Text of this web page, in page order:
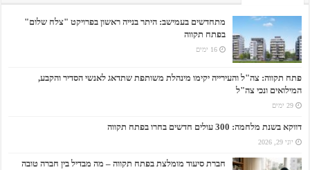
מתחדשים בעמישב: היתר בנייה ראשון בפרויקט "צלח שלום"
בפתח תקווה
16 ימים
פתח תקווה: צה"ל והעירייה יקימו מינהלת משותפת שתדאג לאנשי הסדיר והקבע,
המילואים ונכי צה"ל
29 ימים
דווקא בשנת מלחמה: 300 עולים חדשים בחרו בפתח תקווה
יוני 29, 2026
חברת סיעוד מומלצת בפתח תקווה – מה מבדיל בין חברה טובה